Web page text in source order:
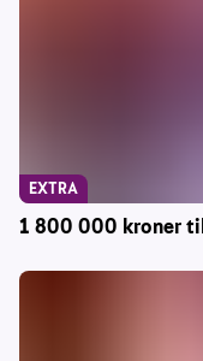
1 800 000 kroner
EXTRA